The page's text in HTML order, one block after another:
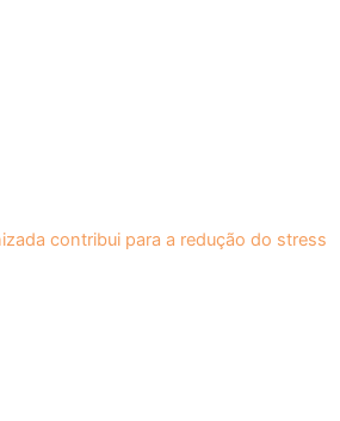
contribui para a redução do stress